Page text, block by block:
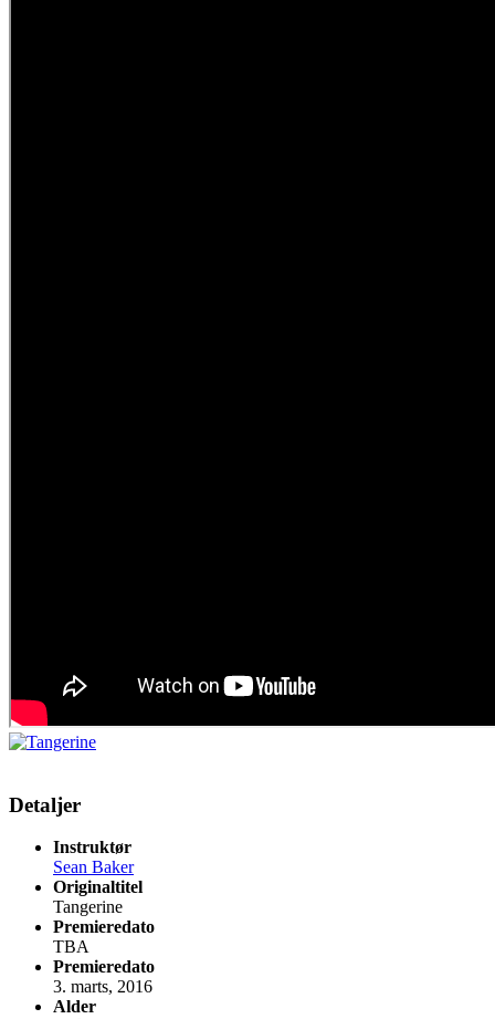
Detaljer
Instruktør
Sean Baker
Originaltitel
Tangerine
Premieredato
TBA
Premieredato
3. marts, 2016
Alder